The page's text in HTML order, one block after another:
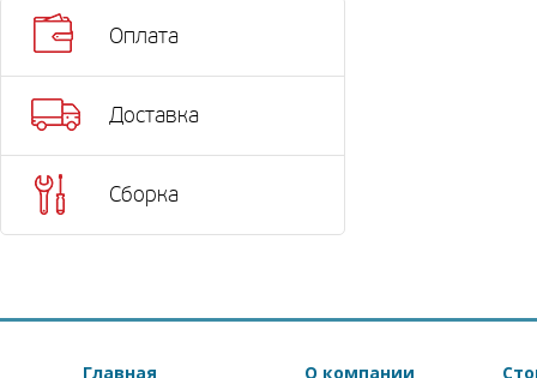
Оплата
Доставка
Сборка
Главная О компании